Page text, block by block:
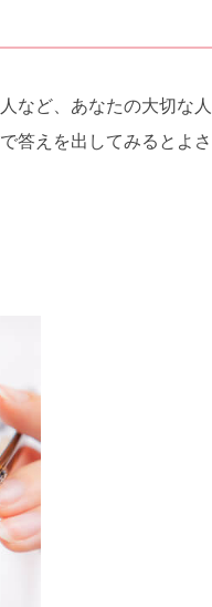
など、あなたの大切な人
答えを出してみるとよさ